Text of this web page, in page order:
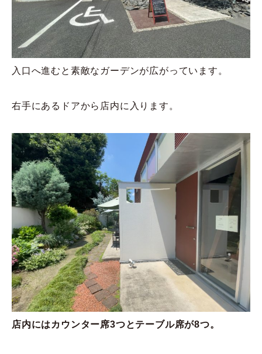
入口へ進むと素敵なガーデンが広がっています。
右手にあるドアから店内に入ります。
店内にはカウンター席3つとテーブル席が8つ。